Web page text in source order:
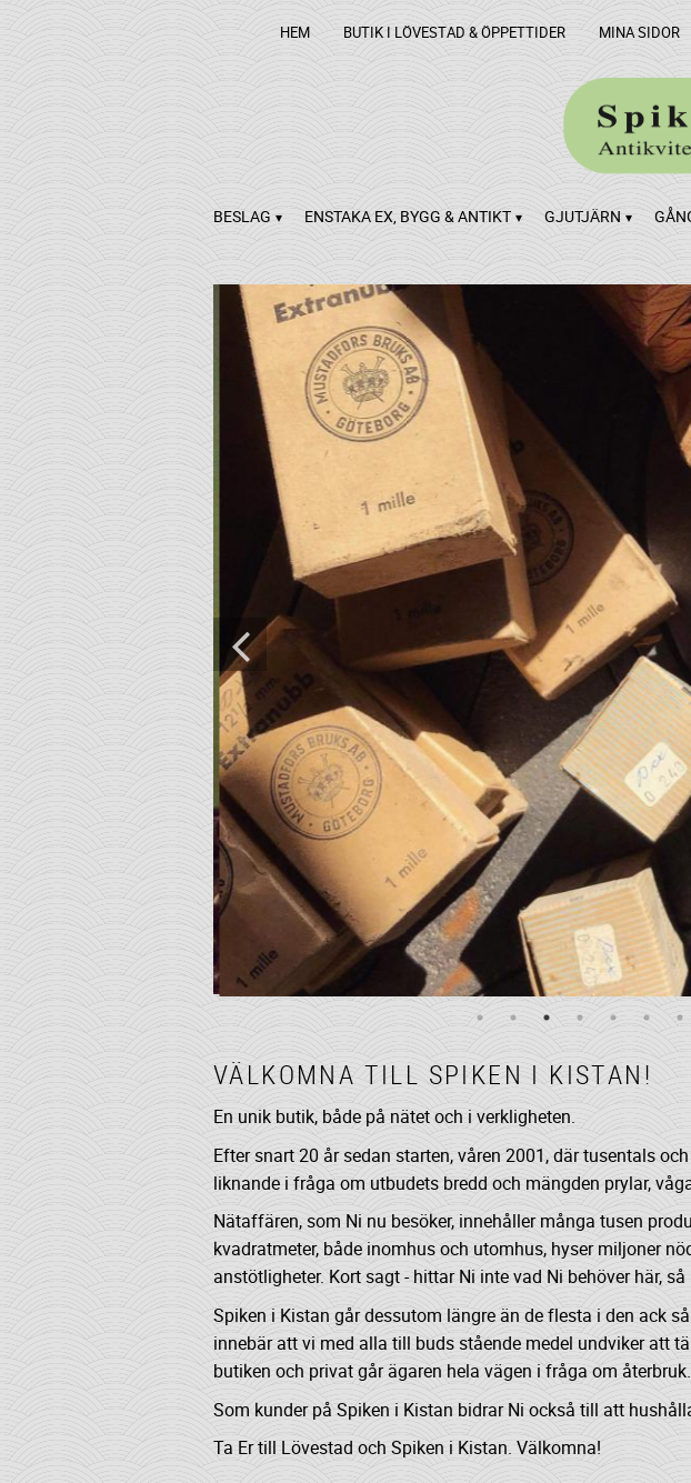
HEM BUTIK I LÖVESTAD & ÖPPETTIDER MINA SIDOR
BESLAG ENSTAKA EX, BYGG & ANTIKT GJUTJÄRN
VÄLKOMNA TILL SPIKEN I KISTAN!
En unik butik, både på nätet och i verkligheten.
Efter snart 20 år sedan starten, våren 2001, där tusentals
liknande i fråga om utbudets bredd och mängden prylar,
Nätaffären, som Ni nu besöker, innehåller många tusen
kvadratmeter, både inomhus och utomhus, hyser miljoner
anstötligheter. Kort sagt - hittar Ni inte vad Ni behöver här,
Spiken i Kistan går dessutom längre än de flesta i den ack
innebär att vi med alla till buds stående medel undviker att
butiken och privat går ägaren hela vägen i fråga om
Som kunder på Spiken i Kistan bidrar Ni också till att
Ta Er till Lövestad och Spiken i Kistan. Välkomna!